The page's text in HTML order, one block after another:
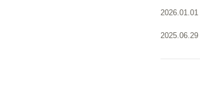
2026.01.01
2025.06.29